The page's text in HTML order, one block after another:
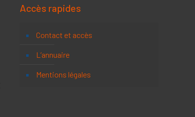
Accès rapides
Contact et accès
L’annuaire
Mentions légales